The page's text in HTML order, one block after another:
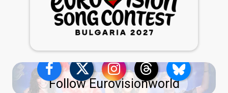
Follow Eurovisionworld